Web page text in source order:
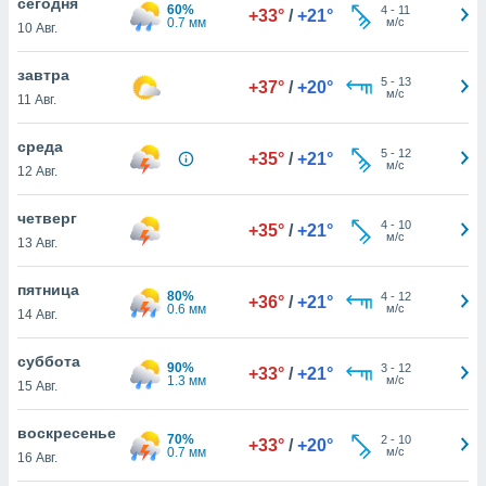
действия
на веб-
основе.
нашей
cookie
в
ВЫ
10 Авг.
60%
0.7 мм
+33° / +21° 4- 11
м/с
завтра
11 Авг.
+37° / +20° 5- 13
м/с
среда
12 Авг.
+35° / +21° 5- 12
м/с
четверг
13 Авг.
+35° / +21° 4- 10
м/с
пятница
14 Авг.
80%
0.6 мм
+36° / +21° 4- 12
м/с
суббота
15 Авг.
90%
1.3 мм
+33° / +21° 3- 12
м/с
воскресенье
16 Авг.
70%
0.7 мм
+33° / +20° 2- 10
м/с